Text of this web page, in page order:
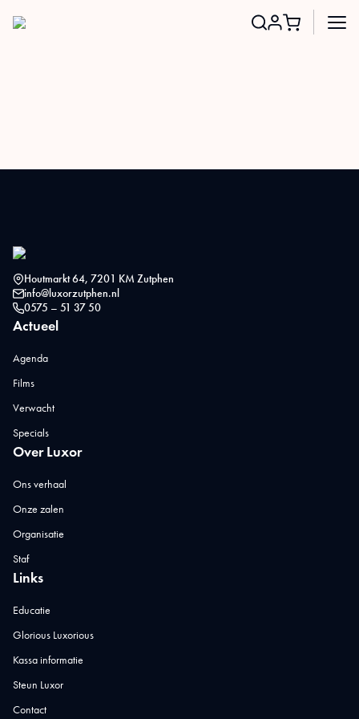
Houtmarkt 64, 7201 KM Zutphen
info@luxorzutphen.nl
0575 – 51 37 50
Actueel
Agenda
Films
Verwacht
Specials
Over Luxor
Ons verhaal
Onze zalen
Organisatie
Staf
Links
Educatie
Glorious Luxorious
Kassa informatie
Steun Luxor
Contact